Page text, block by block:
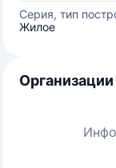
Серия, тип
Жилое